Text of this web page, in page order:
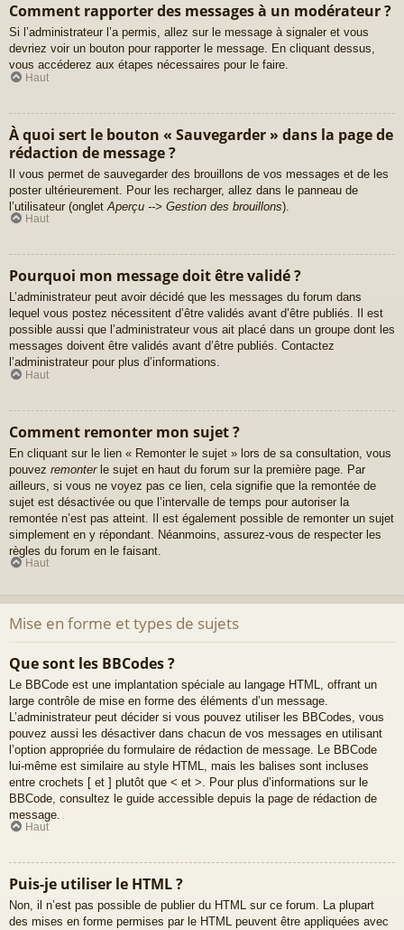
Comment rapporter des messages à un modérateur ?
Si l’administrateur l’a permis, allez sur le message à signaler et vous
devriez voir un bouton pour rapporter le message. En cliquant dessus,
vous accéderez aux étapes nécessaires pour le faire.
Haut
À quoi sert le bouton « Sauvegarder » dans la page de
rédaction de message ?
Il vous permet de sauvegarder des brouillons de vos messages et de les
poster ultérieurement. Pour les recharger, allez dans le panneau de
l’utilisateur (onglet Aperçu --> Gestion des brouillons).
Haut
Pourquoi mon message doit être validé ?
L’administrateur peut avoir décidé que les messages du forum dans
lequel vous postez nécessitent d’être validés avant d’être publiés. Il est
possible aussi que l’administrateur vous ait placé dans un groupe dont les
messages doivent être validés avant d’être publiés. Contactez
l’administrateur pour plus d’informations.
Haut
Comment remonter mon sujet ?
En cliquant sur le lien « Remonter le sujet » lors de sa consultation, vous
pouvez remonterle sujet en haut du forum sur la première page. Par
ailleurs, si vous ne voyez pas ce lien, cela signifie que la remontée de
sujet est désactivée ou que l’intervalle de temps pour autoriser la
remontée n’est pas atteint. Il est également possible de remonter un sujet
simplement en y répondant. Néanmoins, assurez-vous de respecter les
règles du forum en le faisant.
Haut
Mise en forme et types de sujets
Que sont les BBCodes ?
Le BBCode est une implantation spéciale au langage HTML, offrant un
large contrôle de mise en forme des éléments d’un message.
L’administrateur peut décider si vous pouvez utiliser les BBCodes, vous
pouvez aussi les désactiver dans chacun de vos messages en utilisant
l’option appropriée du formulaire de rédaction de message. Le BBCode
lui-même est similaire au style HTML, mais les balises sont incluses
entre crochets [ et ] plutôt que < et >. Pour plus d’informations sur le
BBCode, consultez le guide accessible depuis la page de rédaction de
message.
Haut
Puis-je utiliser le HTML ?
Non, il n’est pas possible de publier du HTML sur ce forum. La plupart
des mises en forme permises par le HTML peuvent être appliquées avec